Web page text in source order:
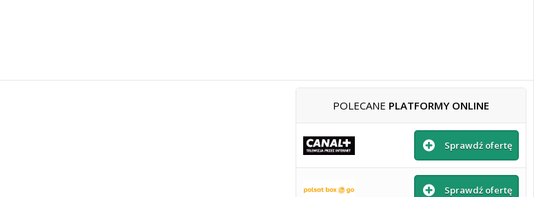
POLECANE PLATFORMY ONLINE
Sprawdź ofertę
Sprawdź ofertę